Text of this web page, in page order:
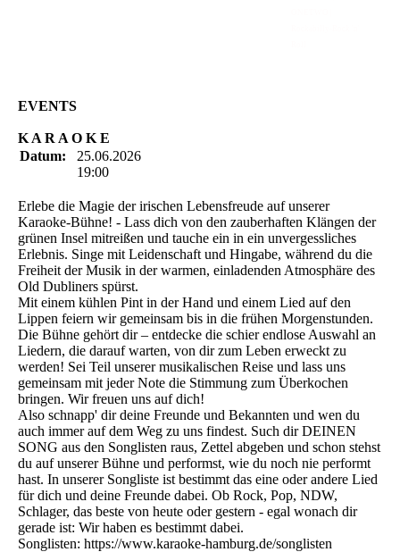
EVENTS
K A R A O K E
Datum:
25.06.2026
19:00
Erlebe die Magie der irischen Lebensfreude auf unserer
Karaoke-Bühne! - Lass dich von den zauberhaften Klängen der
grünen Insel mitreißen und tauche ein in ein unvergessliches
Erlebnis. Singe mit Leidenschaft und Hingabe, während du die
Freiheit der Musik in der warmen, einladenden Atmosphäre des
Old Dubliners spürst.
Mit einem kühlen Pint in der Hand und einem Lied auf den
Lippen feiern wir gemeinsam bis in die frühen Morgenstunden.
Die Bühne gehört dir – entdecke die schier endlose Auswahl an
Liedern, die darauf warten, von dir zum Leben erweckt zu
werden! Sei Teil unserer musikalischen Reise und lass uns
gemeinsam mit jeder Note die Stimmung zum Überkochen
bringen. Wir freuen uns auf dich!
Also schnapp' dir deine Freunde und Bekannten und wen du
auch immer auf dem Weg zu uns findest. Such dir DEINEN
SONG aus den Songlisten raus, Zettel abgeben und schon stehst
du auf unserer Bühne und performst, wie du noch nie performt
hast. In unserer Songliste ist bestimmt das eine oder andere Lied
für dich und deine Freunde dabei. Ob Rock, Pop, NDW,
Schlager, das beste von heute oder gestern - egal wonach dir
gerade ist: Wir haben es bestimmt dabei.
Songlisten: https://www.karaoke-hamburg.de/songlisten